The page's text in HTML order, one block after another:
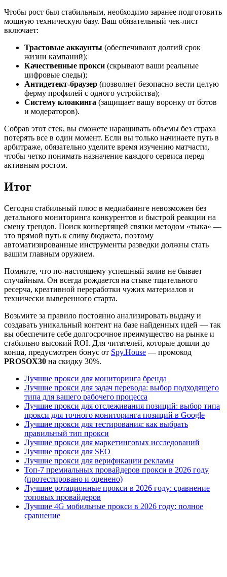
Чтобы рост был стабильным, необходимо заранее подготовить
мощную техническую базу. Ваш обязательный чек-лист
включает:
Трастовые аккаунты (обеспечивают долгий срок
жизни кампаний);
Качественные прокси (скрывают ваши реальные
цифровые следы);
Антидетект-браузер (позволяет безопасно вести целую
ферму профилей с одного устройства);
Систему клоакинга (защищает вашу воронку от ботов
и модераторов).
Собрав этот стек, вы сможете наращивать объемы без страха
потерять все в один момент. Если вы только начинаете путь в
арбитраже, обязательно уделите время изучению матчасти,
чтобы четко понимать назначение каждого сервиса перед
активным ростом.
Итог
Сегодня стабильный плюс в медиабаинге невозможен без
детального мониторинга конкурентов и быстрой реакции на
смену трендов. Поиск конвертящей связки методом «тыка» —
это прямой путь к сливу бюджета, поэтому
автоматизированные инструменты разведки должны стать
вашим главным оружием.
Помните, что по-настоящему успешный залив не бывает
случайным. Он всегда рождается на стыке тщательного
ресерча, креативной переработки чужих материалов и
технически выверенного старта.
Возьмите за правило постоянно анализировать выдачу и
создавать уникальный контент на базе найденных идей — так
вы обеспечите себе долгосрочное преимущество на рынке и
стабильно высокий ROI. Для читателей, которые дошли до
конца, предусмотрен бонус от Spy.House — промокод
PROSOX30 на скидку 30%.
Лучшие прокси для мониторинга бренда
Лучшие прокси для задач перевода: выбор подходящего
типа для вашего рабочего процесса
Лучшие прокси для отслеживания позиций: выбор типа
прокси для точного мониторинга позиций в Google
Лучшие прокси для тестирования: как выбрать
правильный тип прокси
Лучшие прокси для маркетинговых исследований
Лучшие прокси для SEO
Лучшие прокси для верификации рекламы
Топ-7 премиальных провайдеров прокси в 2026 году
(протестировано и оценено)
Лучшие ротационные прокси в 2026 году: сравнение
топовых провайдеров
Лучшие 4G мобильные прокси в 2026 году: полное
сравнение